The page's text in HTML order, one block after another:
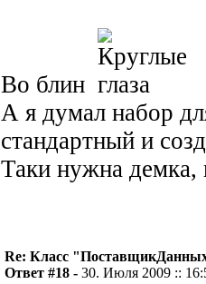
Во блин
А я думал набор
стандартный и
Таки нужна
Re: Класс
Ответ #18 - 30. Июля 2009 ::